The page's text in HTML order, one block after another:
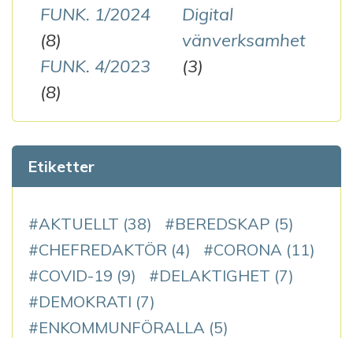
FUNK. 1/2024
(8)
FUNK. 4/2023
(8)
Digital
vänverksamhet
(3)
Etiketter
AKTUELLT (38) BEREDSKAP (5)
CHEFREDAKTÖR (4) CORONA (11)
COVID-19 (9) DELAKTIGHET (7)
DEMOKRATI (7)
ENKOMMUNFÖRALLA (5)